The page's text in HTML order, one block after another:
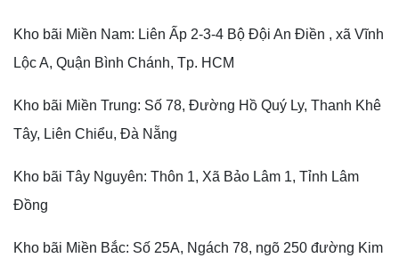
Kho bãi Miền Nam: Liên Ấp 2-3-4 Bộ Đội An Điền , xã Vĩnh
Lộc A, Quận Bình Chánh, Tp. HCM
Kho bãi Miền Trung: Số 78, Đường Hồ Quý Ly, Thanh Khê
Tây, Liên Chiểu, Đà Nẵng
Kho bãi Tây Nguyên: Thôn 1, Xã Bảo Lâm 1, Tỉnh Lâm
Đồng
Kho bãi Miền Bắc: Số 25A, Ngách 78, ngõ 250 đường Kim